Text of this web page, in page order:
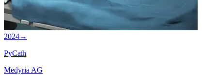
2024→
PyCath
Medyria AG